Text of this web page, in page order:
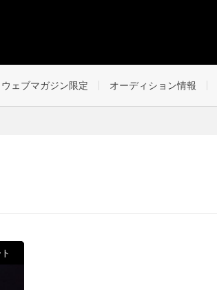
ウェブマガジン限定 オーディション情報